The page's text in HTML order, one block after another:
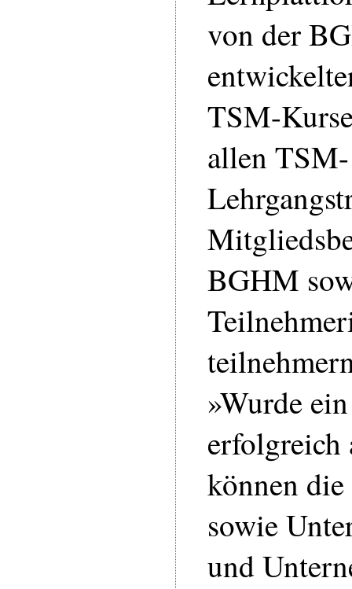
von der
TSM-
allen TSM-
BGHM
»Wurde
erfolgreich
können
sowie
und